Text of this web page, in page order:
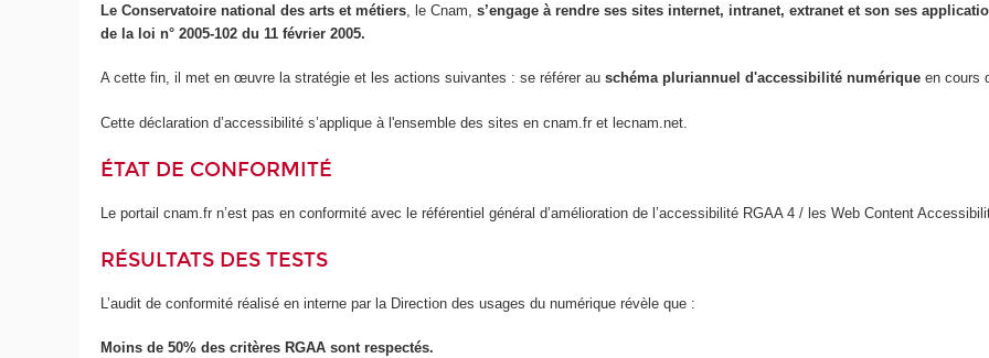
Le Conservatoire national des arts et métiers , le Cnam,s’engage à rendre ses sites internet, intranet, extranet et son ses
de la loi n° 2005-102 du 11 février 2005.
A cette fin, il met en œuvre la stratégie et les actions suivantes : se référer auschéma pluriannuel d'accessibilité numérique en cours
Cette déclaration d’accessibilité s’applique à l'ensemble des sites en cnam.fr et lecnam.net.
ÉTAT DE CONFORMITÉ
Le portail cnam.fr n’est pas en conformité avec le référentiel général d’amélioration de l’accessibilité RGAA 4 / les Web Content
RÉSULTATS DES TESTS
L’audit de conformité réalisé en interne par la Direction des usages du numérique révèle que :
Moins de 50% des critères RGAA sont respectés.